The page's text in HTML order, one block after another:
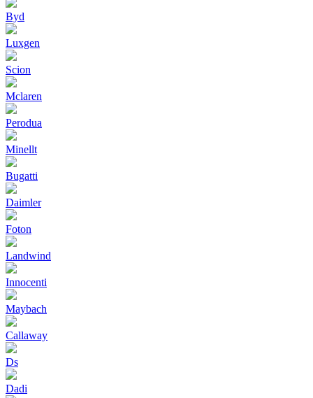
Byd
Luxgen
Scion
Mclaren
Perodua
Minellt
Bugatti
Daimler
Foton
Landwind
Innocenti
Maybach
Callaway
Ds
Dadi